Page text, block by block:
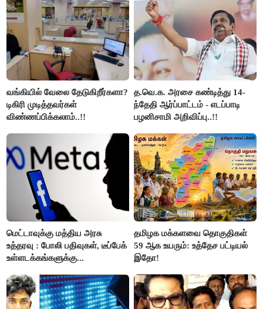
வங்கியில் வேலை தேடுகிறீர்களா?
டிகிரி முடித்தவர்கள்
விண்ணப்பிக்கலாம்..!!
த.வெ.க. அரசை கண்டித்து 14-
ந்தேதி ஆர்ப்பாட்டம் - எடப்பாடி
பழனிசாமி அறிவிப்பு..!!
மெட்டாவுக்கு மத்திய அரசு
உத்தரவு : போலி பதிவுகள், டீப்பேக்
உள்ளடக்கங்களுக்கு...
தமிழக மக்களவை தொகுதிகள்
59 ஆக உயரும்: உத்தேச பட்டியல்
இதோ!